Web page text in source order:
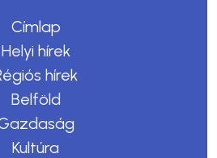
Címlap
Helyi hírek
hírek
Belföld
Kultúra